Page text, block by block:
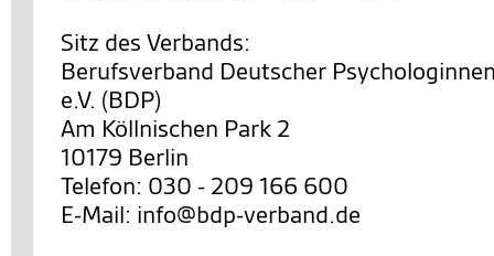
Sitz des Verbands:
Berufsverband Deutscher
e.V. (BDP)
Am Köllnischen Park 2
10179 Berlin
Telefon: 030 - 209 166 600
E-Mail: info@bdp-verband.de